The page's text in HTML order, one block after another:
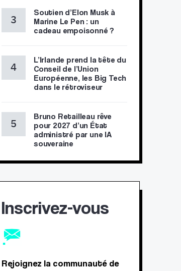
Soutien d’Elon Musk à
Marine Le Pen : un
cadeau empoisonné ?
L’Irlande prend la tête du
Conseil de l’Union
Européenne, les Big Tech
dans le rétroviseur
Bruno Retailleau rêve
pour 2027 d’un État
administré par une IA
souveraine
Inscrivez-vous
Rejoignez la communauté de